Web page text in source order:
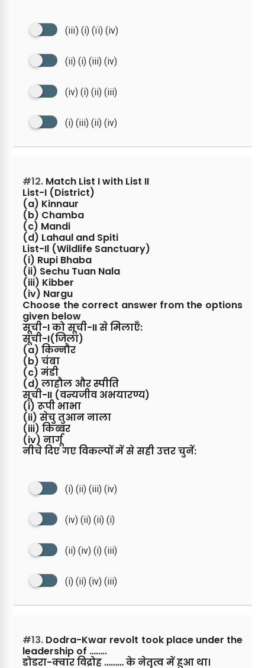
(іiї) (і) (їi) (iv)
(ii) (i) (iii) (iv)
(iv) (i) (ii) (iii)
(i) (iii) (ii) (iv)
#12. Match List I with List II
List-I (District)
(a) Kinnaur
(b) Chamba
(c) Mandi
(d) Lahaul and Spiti
List-Il (Wildlife Sanctuary)
(i) Rupi Bhaba
(ii) Sechu Tuan Nala
(iii) Kibber
(iv) Nargu
Choose the correct answer from the options
given below
सूची-I को सूची-II से मिलाएँ:
सूची-I(जिला)
(a) किन्नौर
(b) चंबा
(c) मंडी
(d) लाहौल और स्पीति
सूची-II (वन्यजीव अभयारण्य)
(i) रूपी भाभा
(ii) सेचु तुआन नाला
(iii) किब्बर
(iv) नार्गू
नीचे दिए गए विकल्पों में से सही उत्तर चुनें:
(i) (ii) (iii) (iv)
(iv) (ii) (ii) (i)
(ii) (iv) (i) (iii)
(i) (ii) (iv) (iii)
#13. Dodra-Kwar revolt took place under the
leadership of ……..
डोडरा-क्वार विद्रोह ……… के नेतृत्व में हुआ था।